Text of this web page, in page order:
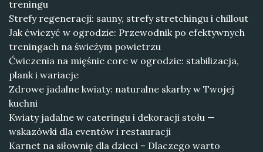
treningu
Strefy regeneracji: sauny, strefy stretchingu i chillout
Jak ćwiczyć w ogrodzie: Przewodnik po efektywnych
treningach na świeżym powietrzu
Ćwiczenia na mięśnie core w ogrodzie: stabilizacja,
plank i wariacje
Zdrowe jadalne kwiaty: naturalne skarby w Twojej
kuchni
Kwiaty jadalne w cateringu i dekoracji stołu —
wskazówki dla eventów i restauracji
Karnet na siłownię dla dzieci – Dlaczego warto